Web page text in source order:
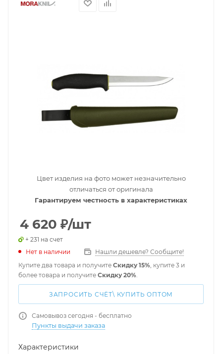
Цвет изделия на фото может незначительно
отличаться от оригинала
Гарантируем честность в характеристиках
4 620 ₽/шт
+ 231 на счет
Нет в наличии
Нашли дешевле? Сообщите!
Купите два товара и получите Скидку 15%, купите 3 и
более товара и получите Скидку 20%.
ЗАПРОСИТЬ СЧЁТ\ КУПИТЬ ОПТОМ
Самовывоз сегодня - бесплатно
Пункты выдачи заказа
Характеристики